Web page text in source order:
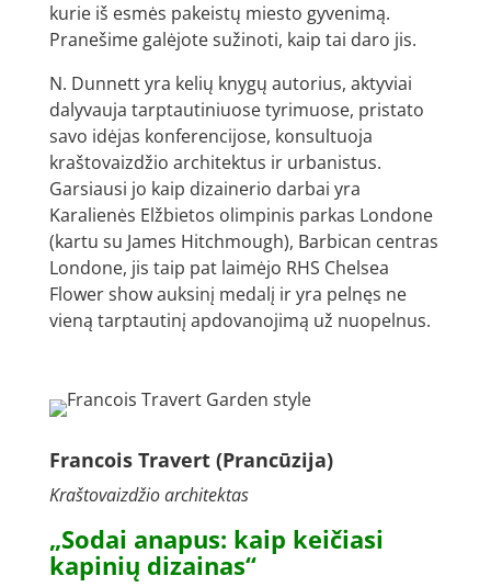
kurie iš esmės pakeistų miesto gyvenimą.
Pranešime galėjote sužinoti, kaip tai daro jis.
N. Dunnett yra kelių knygų autorius, aktyviai
dalyvauja tarptautiniuose tyrimuose, pristato
savo idėjas konferencijose, konsultuoja
kraštovaizdžio architektus ir urbanistus.
Garsiausi jo kaip dizainerio darbai yra
Karalienės Elžbietos olimpinis parkas Londone
(kartu su James Hitchmough), Barbican centras
Londone, jis taip pat laimėjo RHS Chelsea
Flower show auksinį medalį ir yra pelnęs ne
vieną tarptautinį apdovanojimą už nuopelnus.
Francois Travert (Prancūzija)
Kraštovaizdžio architektas
„Sodai anapus: kaip keičiasi
kapinių dizainas“